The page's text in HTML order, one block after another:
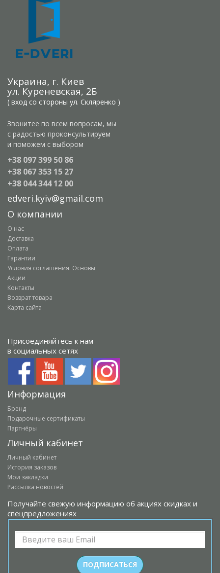
Украина, г. Киев
ул. Куреневская, 2Б
( вход со стороны ул. Скляренко )
Звонитее по всем вопросам, мы
с радостью проконсультируем
и поможем с выбором
+38 097 399 50 86
+38 067 353 15 27
+38 044 344 12 00
edveri.kyiv@gmail.com
О компании
О нас
Доставка
Оплата
Гарантии
Условия соглашения. Основы
Акции
Контакты
Возврат товара
Карта сайта
Присоединяйтесь к нам
в социальных сетях
Информация
Бренд
Подарочные сертификаты
Партнёры
Личный кабинет
Личный кабинет
История заказов
Мои закладки
Рассылка новостей
Получайте свежую информацию об акциях скидках и
спецпредложениях